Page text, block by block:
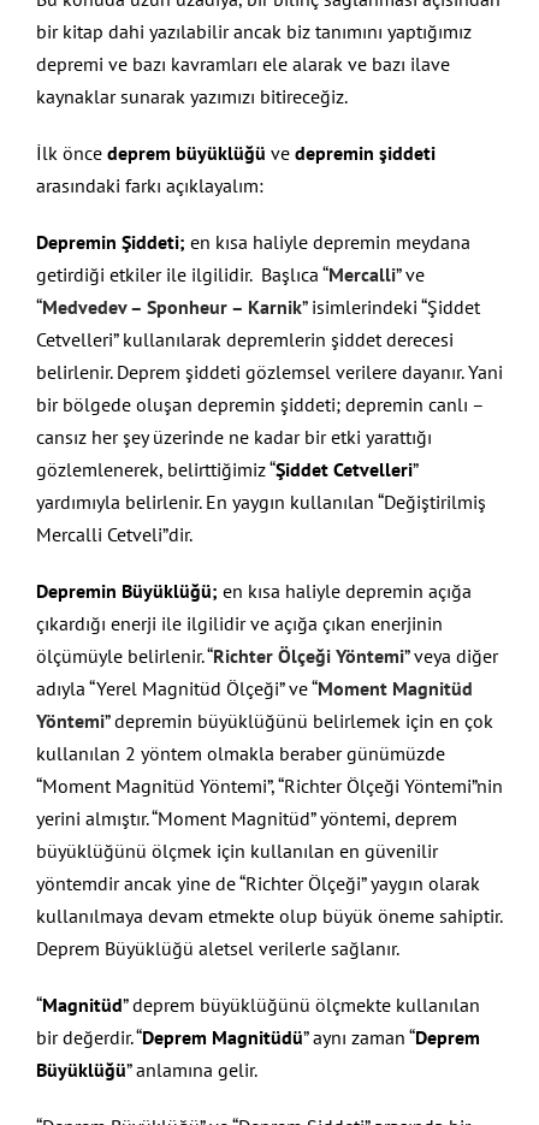
bir kitap dahi yazılabilir ancak biz tanımını yaptığımız
depremi ve bazı kavramları ele alarak ve bazı ilave
kaynaklar sunarak yazımızı bitireceğiz.
İlk önce deprem büyüklüğü ve depremin şiddeti
arasındaki farkı açıklayalım:
Depremin Şiddeti; en kısa haliyle depremin meydana
getirdiği etkiler ile ilgilidir. Başlıca “Mercalli” ve
“Medvedev – Sponheur – Karnik” isimlerindeki “Şiddet
Cetvelleri” kullanılarak depremlerin şiddet derecesi
belirlenir. Deprem şiddeti gözlemsel verilere dayanır. Yani
bir bölgede oluşan depremin şiddeti; depremin canlı –
cansız her şey üzerinde ne kadar bir etki yarattığı
gözlemlenerek, belirttiğimiz “Şiddet Cetvelleri”
yardımıyla belirlenir. En yaygın kullanılan “Değiştirilmiş
Mercalli Cetveli”dir.
Depremin Büyüklüğü; en kısa haliyle depremin açığa
çıkardığı enerji ile ilgilidir ve açığa çıkan enerjinin
ölçümüyle belirlenir. “Richter Ölçeği Yöntemi” veya diğer
adıyla “Yerel Magnitüd Ölçeği” ve “Moment Magnitüd
Yöntemi” depremin büyüklüğünü belirlemek için en çok
kullanılan 2 yöntem olmakla beraber günümüzde
“Moment Magnitüd Yöntemi”, “Richter Ölçeği Yöntemi”nin
yerini almıştır. “Moment Magnitüd” yöntemi, deprem
büyüklüğünü ölçmek için kullanılan en güvenilir
yöntemdir ancak yine de “Richter Ölçeği” yaygın olarak
kullanılmaya devam etmekte olup büyük öneme sahiptir.
Deprem Büyüklüğü aletsel verilerle sağlanır.
“Magnitüd” deprem büyüklüğünü ölçmekte kullanılan
bir değerdir. “Deprem Magnitüdü” aynı zaman “Deprem
Büyüklüğü” anlamına gelir.